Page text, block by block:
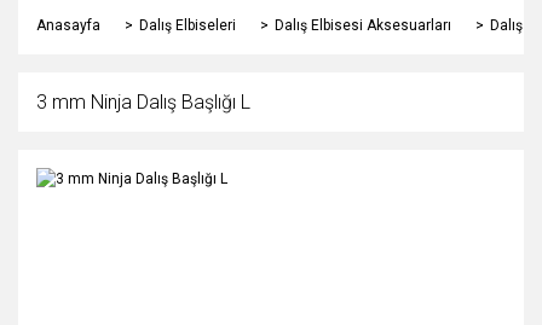
Anasayfa Dalış Elbiseleri Dalış Elbisesi Aksesuarları Dalış
3 mm Ninja Dalış Başlığı L